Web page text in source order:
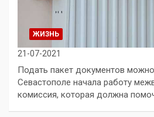
ЖИЗНЬ
21-07-2021
Подать пакет документов
Севастополе начала работу
комиссия, которая должна